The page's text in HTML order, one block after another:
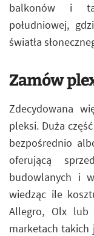
balkonów i
południowej,
światła
Zamów
Zdecydowana
pleksi. Duża
bezpośrednio
oferującą
budowlanych i
wiedząc ile
Allegro, Olx
marketach takich